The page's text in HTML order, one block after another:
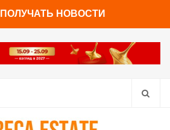
НОВОСТИ